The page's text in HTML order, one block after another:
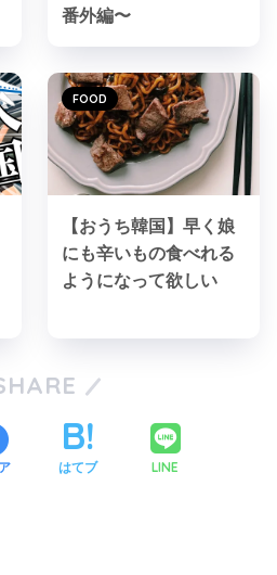
番外編〜
【おうち韓国】早く娘
にも辛いもの食べれる
ようになって欲しい
FOOD
はてブ LINE